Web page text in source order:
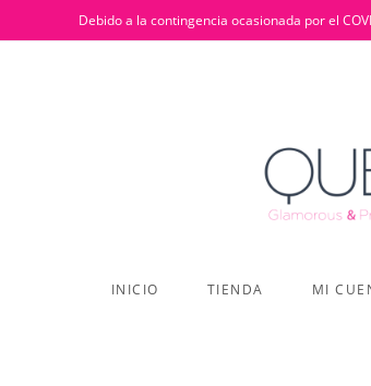
al
Debido a la contingencia ocasionada por el
INICIO TIENDA MI